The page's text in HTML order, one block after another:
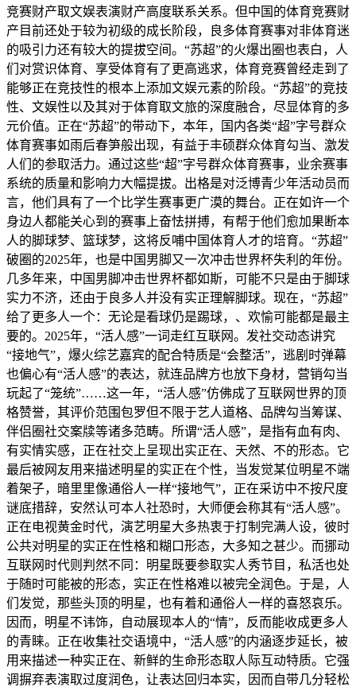
竞赛财产取文娱表演财产高度联系关系。但中国的体育竞赛财
产目前还处于较为初级的成长阶段，良多体育赛事对非体育迷
的吸引力还有较大的提拔空间。“苏超”的火爆出圈也表白，人
们对赏识体育、享受体育有了更高逃求，体育竞赛曾经走到了
能够正在竞技性的根本上添加文娱元素的阶段。“苏超”的竞技
性、文娱性以及其对于体育取文旅的深度融合，尽显体育的多
元价值。正在“苏超”的带动下，本年，国内各类“超”字号群众
体育赛事如雨后春笋般出现，有益于丰硕群众体育勾当、激发
人们的参取活力。通过这些“超”字号群众体育赛事，业余赛事
系统的质量和影响力大幅提拔。出格是对泛博青少年活动员而
言，他们具有了一个比学生赛事更广漠的舞台。正在如许一个
身边人都能关心到的赛事上奋怯拼搏，有帮于他们愈加果断本
人的脚球梦、篮球梦，这将反哺中国体育人才的培育。“苏超”
破圈的2025年，也是中国男脚又一次冲击世界杯失利的年份。
几多年来，中国男脚冲击世界杯都如斯，可能不只是由于脚球
实力不济，还由于良多人并没有实正理解脚球。现在，“苏超”
给了更多人一个：无论是看球仍是踢球，、欢愉可能都是最主
要的。2025年，“活人感”一词走红互联网。发社交动态讲究
“接地气”，爆火综艺嘉宾的配合特质是“会整活”，逃剧时弹幕
也偏心有“活人感”的表达，就连品牌方也放下身材，营销勾当
玩起了“笼统”……这一年，“活人感”仿佛成了互联网世界的顶
格赞誉，其评价范围包罗但不限于艺人道格、品牌勾当筹谋、
伴侣圈社交案牍等诸多范畴。所谓“活人感”，是指有血有肉、
有实情实感，正在社交上呈现出实正在、天然、不的形态。它
最后被网友用来描述明星的实正在个性，当发觉某位明星不端
着架子，暗里里像通俗人一样“接地气”，正在采访中不按尺度
谜底措辞，安然认可本人社恐时，大师便会称其有“活人感”。
正在电视黄金时代，演艺明星大多热衷于打制完满人设，彼时
公共对明星的实正在性格和糊口形态，大多知之甚少。而挪动
互联网时代则判然不同：明星既要参取实人秀节目，私活也处
于随时可能被的形态，实正在性格难以被完全润色。于是，人
们发觉，那些头顶的明星，也有着和通俗人一样的喜怒哀乐。
因而，明星不讳饰，自动展现本人的“情”，反而能收成更多人
的青睐。正在收集社交语境中，“活人感”的内涵逐步延长，被
用来描述一种实正在、新鲜的生命形态取人际互动特质。它强
调摒弃表演取过度润色，让表达回归本实，因而自带几分轻松